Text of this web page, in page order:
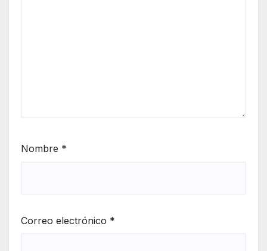
Nombre *
Correo electrónico *